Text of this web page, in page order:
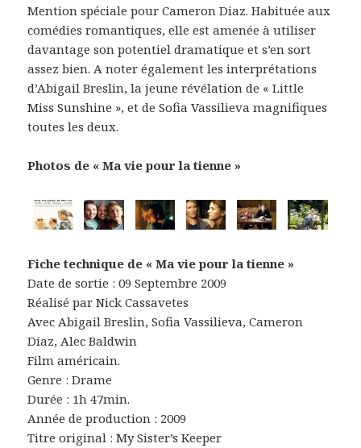
Mention spéciale pour Cameron Diaz. Habituée aux
comédies romantiques, elle est amenée à utiliser
davantage son potentiel dramatique et s’en sort
assez bien. A noter également les interprétations
d’Abigail Breslin, la jeune révélation de « Little
Miss Sunshine », et de Sofia Vassilieva magnifiques
toutes les deux.
Photos de « Ma vie pour la tienne »
Fiche technique de « Ma vie pour la tienne »
Date de sortie : 09 Septembre 2009
Réalisé par Nick Cassavetes
Avec Abigail Breslin, Sofia Vassilieva, Cameron
Diaz, Alec Baldwin
Film américain.
Genre : Drame
Durée : 1h 47min.
Année de production : 2009
Titre original : My Sister’s Keeper